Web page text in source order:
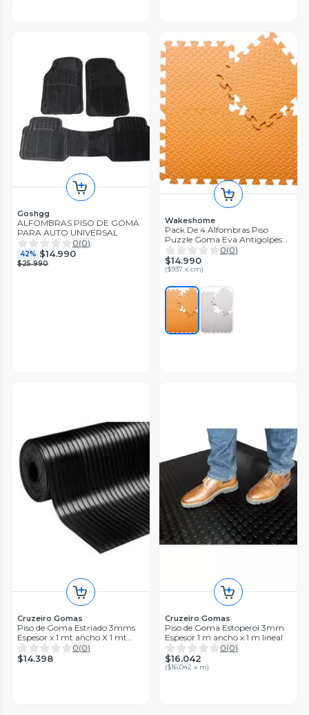
Goshgg
ALFOMBRAS PISO DE GOMA
PARA AUTO UNIVERSAL
0(0)
42% $14.990
$25.990
Wakeshome
Pack De 4 Alfombras Piso
Puzzle Goma Eva Antigolpes
60x60cm WakesHome
0(0)
$14.990
($937 x cm)
Cruzeiro Gomas
Piso de Goma Estriado 3mms
Espesor x 1 mt ancho X 1 mt
lineal
0(0)
$14.398
Cruzeiro Gomas
Piso de Goma Estoperol 3mm
Espesor 1 m ancho x 1 m lineal
0(0)
$16.042
($16.042 x m)